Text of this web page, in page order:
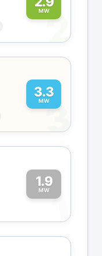
MW2
3.3
MW
3
1.9
MW1